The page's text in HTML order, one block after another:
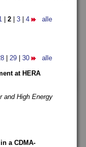
2 3 4 alle
29 30 alle
at HERA
and High Energy
a CDMA-